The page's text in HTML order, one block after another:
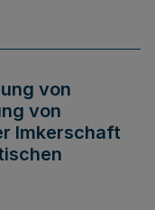
von
von
Imkerschaft